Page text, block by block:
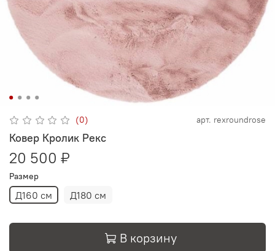
(0) арт. rexroundrose
Ковер Кролик Рекс
20 500 ₽
Размер
Д160 см Д180 см
В корзину